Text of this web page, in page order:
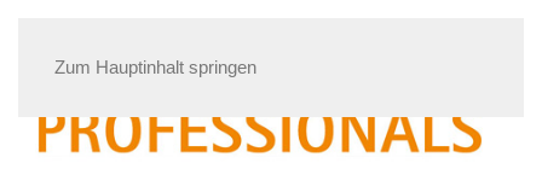
Zum Hauptinhalt springen